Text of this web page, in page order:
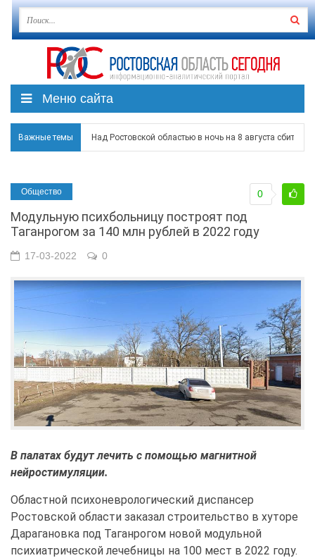
Меню сайта
Важные темы Над Ростовской областью в ночь на 8 августа сбито
Режим ЧС регионального характера начал
В Чеховской библиотеке Таганрога открылась
В Ростове задержан подозреваемый в ночном
Общество
Модульную психбольницу построят под
Таганрогом за 140 млн рублей в 2022 году
0
17-03-2022 0
В палатах будут лечить с помощью магнитной
нейростимуляции.
Областной психоневрологический диспансер
Ростовской области заказал строительство в хуторе
Дарагановка под Таганрогом новой модульной
психиатрической лечебницы на 100 мест в 2022 году.